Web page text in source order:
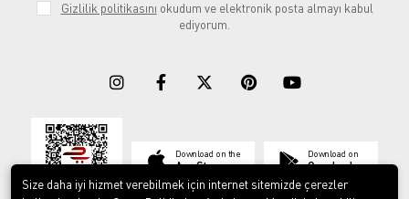
Gizlilik politikasını okudum ve elektronik posta almayı kabul
ediyorum.
Download on the
App Store
Download on
Google play
Size daha iyi hizmet verebilmek için internet sitemizde çerezler